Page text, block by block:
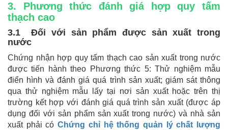
3. Phương thức đánh giá hợp quy tấm
thạch cao
3.1 Đối với sản phẩm được sản xuất trong
nước
Chứng nhận hợp quy tấm thạch cao sản xuất trong nước
được tiến hành theo Phương thức 5: Thử nghiệm mẫu
điển hình và đánh giá quá trình sản xuất; giám sát thông
qua thử nghiệm mẫu lấy tại nơi sản xuất hoặc trên thị
trường kết hợp với đánh giá quá trình sản xuất (được áp
dụng đối với sản phẩm sản xuất trong nước) và nhà sản
xuất phải cóChứng chỉ hệ thống quản lý chất lượng